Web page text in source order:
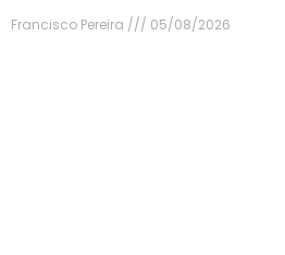
Francisco Pereira
05/08/2026